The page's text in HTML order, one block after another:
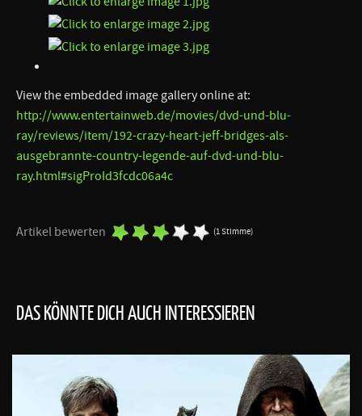
View the embedded image gallery online at:
http://www.entertainweb.de/movies/dvd-und-blu-
ray/reviews/item/192-crazy-heart-jeff-bridges-als-
ausgebrannte-country-legende-auf-dvd-und-blu-
ray.html#sigProId3fcdc06a4c
Artikel bewerten (1 Stimme)
DAS KÖNNTE DICH AUCH INTERESSIEREN